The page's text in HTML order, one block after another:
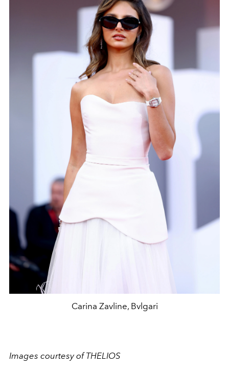
Carina Zavline, Bvlgari
Images courtesy of THELIOS